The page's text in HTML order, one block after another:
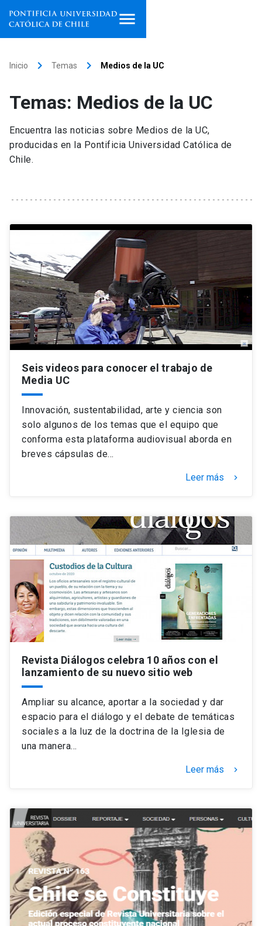
Facultades, escuelas e
institutos
Investigación
Universidad
Información para keyboard_arrow_down
Futuros estudiantes
Académicos
Personal
Alumni launch
Go to english site launch
Admisión launch
Mi Cuenta UC launch
Correo UC
Mi Portal UC launch
Inicio keyboard_arrow_right Temas keyboard_arrow_right Medios de la UC
Temas: Medios de la UC
Encuentra las noticias sobre Medios de la UC,
producidas en la Pontificia Universidad Católica de
Chile.
Seis videos para conocer el trabajo de
Media UC
Innovación, sustentabilidad, arte y ciencia son
solo algunos de los temas que el equipo que
conforma esta plataforma audiovisual aborda en
breves cápsulas de…
Leer más keyboard_arrow_right
Revista Diálogos celebra 10 años con el
lanzamiento de su nuevo sitio web
Ampliar su alcance, aportar a la sociedad y dar
espacio para el diálogo y el debate de temáticas
sociales a la luz de la doctrina de la Iglesia de
una manera…
Leer más keyboard_arrow_right